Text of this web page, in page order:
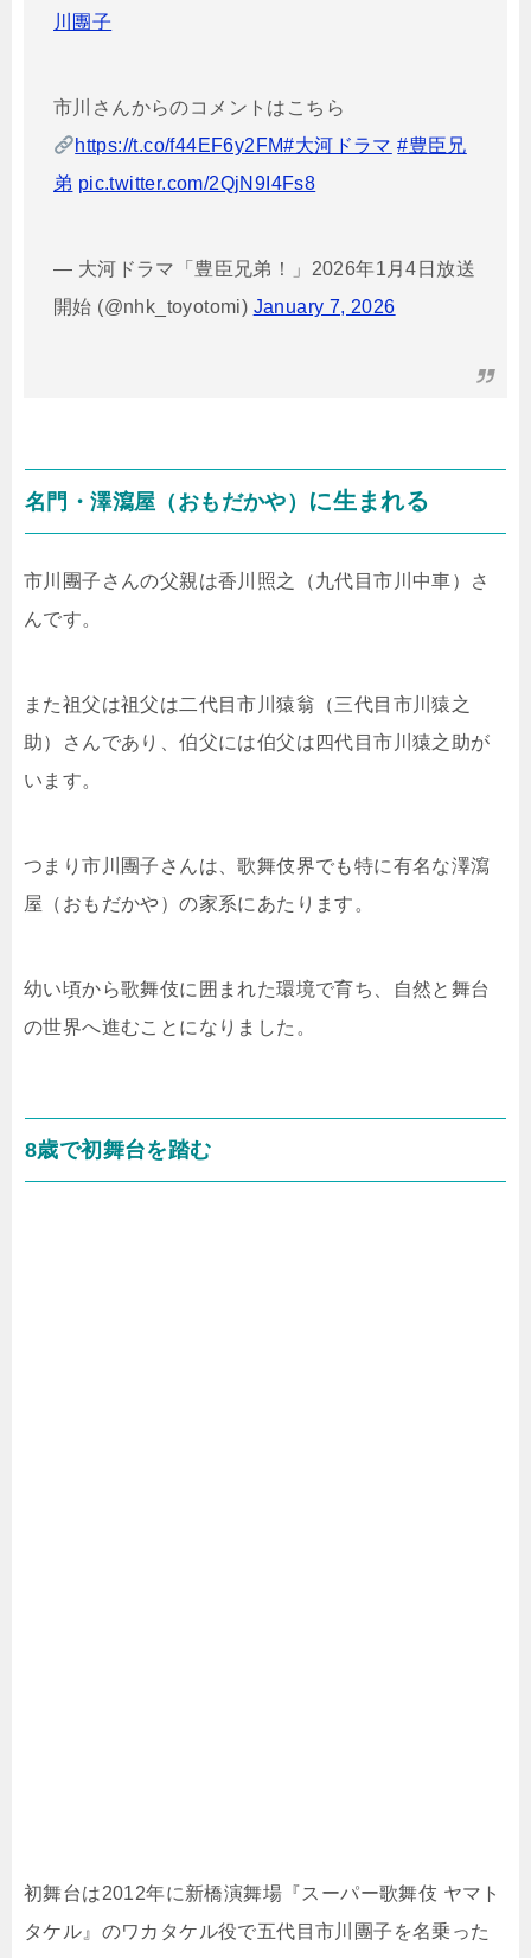
川團子
市川さんからのコメントはこちら
https://t.co/f44EF6y2FM#大河ドラマ #豊臣兄
弟 pic.twitter.com/2QjN9I4Fs8
— 大河ドラマ「豊臣兄弟！」2026年1月4日放送
開始 (@nhk_toyotomi) January 7, 2026
名門・澤瀉屋（おもだかや） に生まれる
市川團子さんの父親は香川照之（九代目市川中車）さ
んです。
また祖父は祖父は二代目市川猿翁（三代目市川猿之
助）さんであり、伯父には伯父は四代目市川猿之助が
います。
つまり市川團子さんは、歌舞伎界でも特に有名な澤瀉
屋（おもだかや）の家系にあたります。
幼い頃から歌舞伎に囲まれた環境で育ち、自然と舞台
の世界へ進むことになりました。
8歳で初舞台を踏む
初舞台は2012年に新橋演舞場『スーパー歌舞伎 ヤマト
タケル』のワカタケル役で五代目市川團子を名乗った